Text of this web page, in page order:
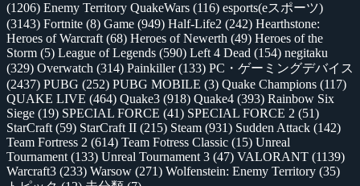
(1206) Enemy Territory QuakeWars (116) esports(eスポーツ)
(3143) Fortnite (8) Game (949) Half-Life2 (242) Hearthstone:
Heroes of Warcraft (68) Heroes of Newerth (49) Heroes of the
Storm (5) League of Legends (590) Left 4 Dead (154) negitaku
(329) Overwatch (314) Painkiller(133) PC・ゲーミングデバイス
(2437) PUBG (252) PUBG MOBILE (3) Quake Champions (117)
QUAKE LIVE (464) Quake3 (918) Quake4 (393) Rainbow Six
Siege (19) SPECIAL FORCE (41) SPECIAL FORCE 2 (51)
StarCraft (59) StarCraft II (215) Steam (931) Sudden Attack (142)
Team Fortress 2 (614) Team Fotress Classic (15) Unreal
Tournament (133) Unreal Tournament 3 (47) VALORANT (1139)
Warcraft3 (233) Warsow (271) Wolfenstein: Enemy Territory (35)